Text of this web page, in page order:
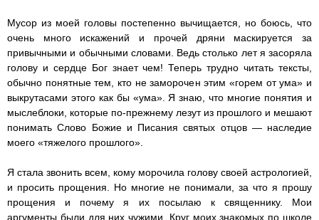
Мусор из моей головы постепенно вычищается, но боюсь, что
очень много искажений и прочей дряни маскируется за
привычными и обычными словами. Ведь столько лет я засоряла
голову и сердце Бог знает чем! Теперь трудно читать тексты,
обычно понятные тем, кто не заморочен этим «горем от ума» и
выкрутасами этого как бы «ума». Я знаю, что многие понятия и
мыслеблоки, которые по-прежнему лезут из прошлого и мешают
понимать Слово Божие и Писания святых отцов — наследие
моего «тяжелого прошлого».
Я стала звонить всем, кому морочила голову своей астрологией,
и просить прощения. Но многие не понимали, за что я прошу
прощения и почему я их посылаю к священнику. Мои
аргументы были для них чужими. Круг моих знакомых по школе